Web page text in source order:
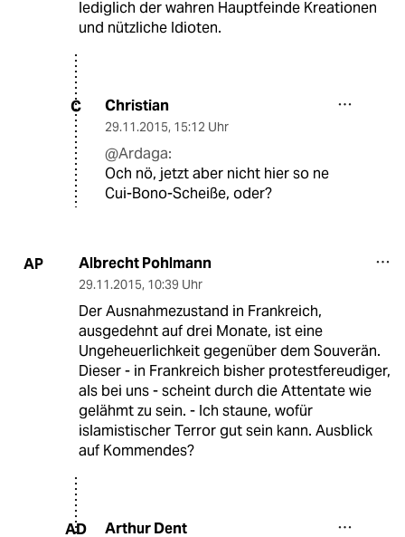
lediglich der wahren Hauptfeinde Kreationen
und nützliche Idioten.
C Christian
29.11.2015, 15:12 Uhr
@Ardaga:
Och nö, jetzt aber nicht hier so ne
Cui-Bono-Scheiße, oder?
AP Albrecht Pohlmann
29.11.2015, 10:39 Uhr
Der Ausnahmezustand in Frankreich,
ausgedehnt auf drei Monate, ist eine
Ungeheuerlichkeit gegenüber dem Souverän.
Dieser - in Frankreich bisher protestfereudiger,
als bei uns - scheint durch die Attentate wie
gelähmt zu sein. - Ich staune, wofür
islamistischer Terror gut sein kann. Ausblick
auf Kommendes?
AD Arthur Dent